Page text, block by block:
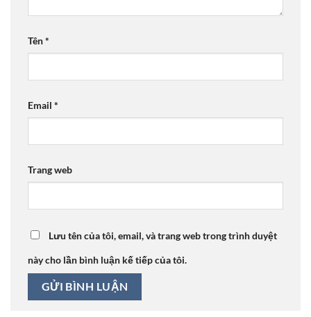
Tên*
Email *
Trang web
Lưu tên của tôi, email, và trang web trong trình duyệt
này cho lần bình luận kế tiếp của tôi.